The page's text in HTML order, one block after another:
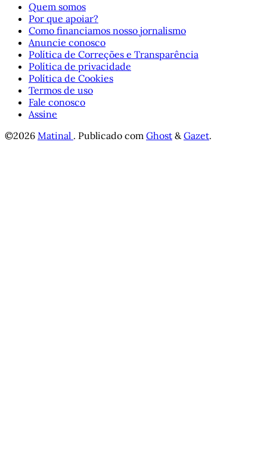
Quem somos
Por que apoiar?
Como financiamos nosso jornalismo
Anuncie conosco
Política de Correções e Transparência
Política de privacidade
Política de Cookies
Termos de uso
Fale conosco
Assine
©2026 Matinal . Publicado com Ghost &Gazet.